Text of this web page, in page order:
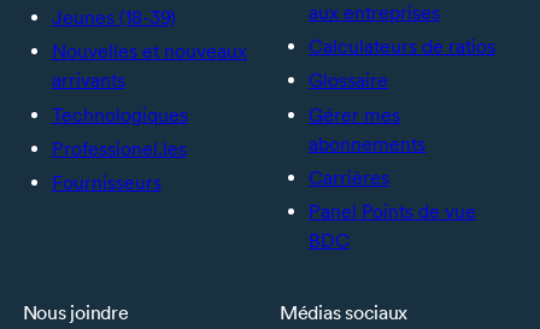
Jeunes (18-39)
Nouvelles et nouveaux
arrivants
Technologiques
Professionel.les
Fournisseurs
aux entreprises
Calculateurs de ratios
Glossaire
Gérer mes
abonnements
Carrières
Panel Points de vue
BDC
Nous joindre Médias sociaux